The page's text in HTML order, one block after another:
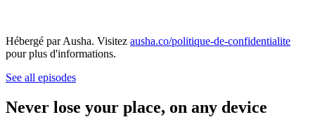
Hébergé par Ausha. Visitez ausha.co/politique-de-confidentialite
pour plus d'informations.
See all episodes
Never lose your place, on any device